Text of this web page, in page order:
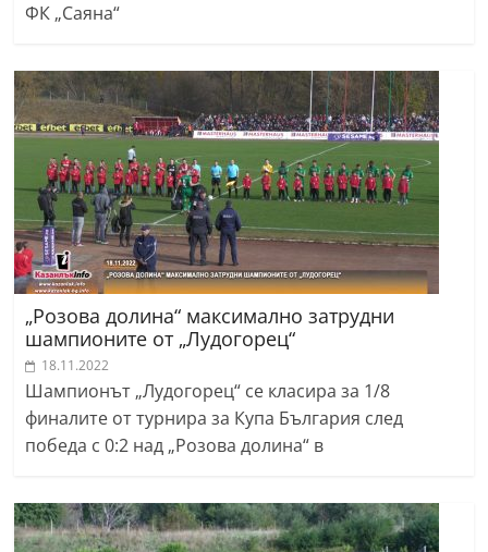
o
m
ФК „Саяна“
„Розова долина“ максимално затрудни
шампионите от „Лудогорец“
18.11.2022
Шампионът „Лудогорец“ се класира за 1/8
финалите от турнира за Купа България след
победа с 0:2 над „Розова долина“ в